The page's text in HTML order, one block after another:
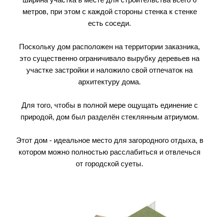
метров, при этом с каждой стороны стенка к стенке
есть соседи.
Поскольку дом расположен на территории заказника,
это существенно ограничивало вырубку деревьев на
участке застройки и наложило свой отпечаток на
архитектуру дома.
Для того, чтобы в полной мере ощущать единение с
природой, дом был разделён стеклянным атриумом.
Этот дом - идеальное место для загородного отдыха, в
котором можно полностью расслабиться и отвлечься
от городской суеты.